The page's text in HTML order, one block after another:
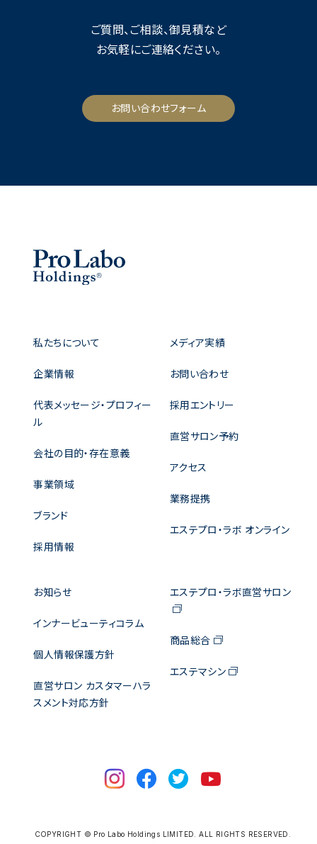
ご質問、ご相談、御見積など
お気軽にご連絡ください。
お問い合わせフォーム
私たちについて
企業情報
代表メッセージ・プロフィー
ル
会社の目的・存在意義
事業領域
ブランド
採用情報
メディア実績
お問い合わせ
採用エントリー
直営サロン予約
アクセス
業務提携
エステプロ・ラボ オンライン
お知らせ
インナービューティコラム
個人情報保護方針
直営サロン カスタマーハラ
スメント対応方針
エステプロ・ラボ直営サロン
商品総合
エステマシン
COPYRIGHT © Pro Labo Holdings LIMITED. ALL RIGHTS RESERVED.